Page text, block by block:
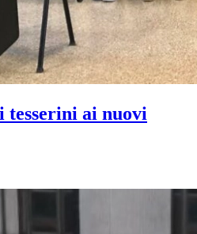
tesserini ai nuovi